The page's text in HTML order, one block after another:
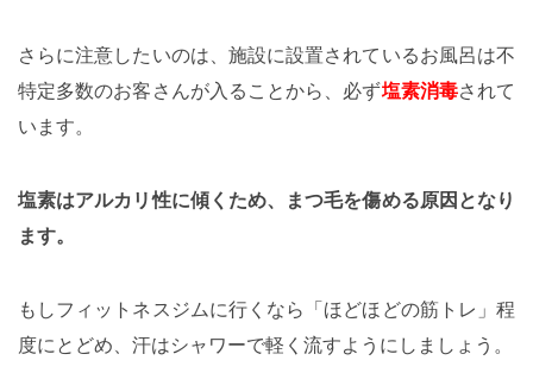
さらに注意したいのは、施設に設置されているお風呂は不
特定多数のお客さんが入ることから、必ず塩素消毒されて
います。
塩素はアルカリ性に傾くため、まつ毛を傷める原因となり
ます。
もしフィットネスジムに行くなら「ほどほどの筋トレ」程
度にとどめ、汗はシャワーで軽く流すようにしましょう。